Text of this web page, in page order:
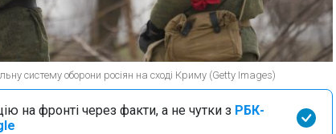
систему оборони росіян на сході Криму (Getty Images)
на фронті через факти, а не чутки з РБК-